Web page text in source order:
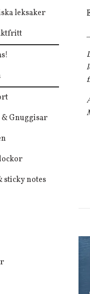
leksaker
Gnuggisar
sticky notes